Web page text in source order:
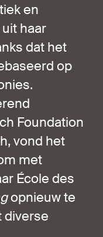
en
haar
dat het
op
Foundation
vond het
met
École des
opnieuw te
diverse